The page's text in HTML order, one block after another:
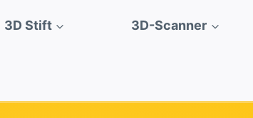
3D Stift 3D-Scanner